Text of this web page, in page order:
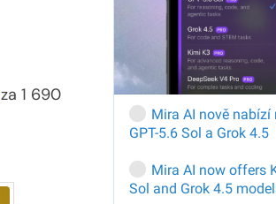
za 1 690